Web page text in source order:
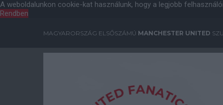
A weboldalunkon cookie-kat használunk, hogy a legjobb
Rendben
MAGYARORSZÁG ELSŐSZÁMÚ MANCHESTER UNITED